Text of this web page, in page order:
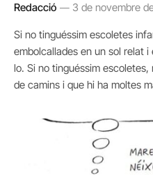
Redacció 3 de novembre
Si no tinguéssim escoletes
embolcallades en un sol relat i
lo. Si no tinguéssim
de camins i que hi ha moltes